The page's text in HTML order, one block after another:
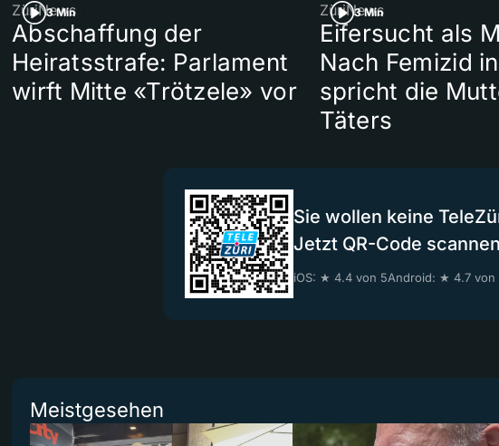
3 Min
ZüriNews
Abschaffung der
Heiratsstrafe: Parlament
wirft Mitte «Trötzele» vor
3 Min
ZüriNews
Eifersucht als
Nach Femizid
spricht die
Täters
Sie wollen keine
Jetzt QR-Code
iOS: ★ 4.4 von 5Android: ★ 4.7 von
Meistgesehen